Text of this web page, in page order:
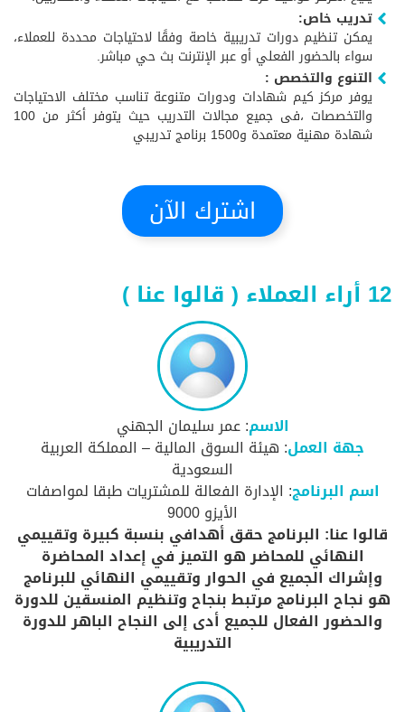
تدريب خاص:
يمكن تنظيم دورات تدريبية خاصة وفقًا لاحتياجات محددة للعملاء،
سواء بالحضور الفعلي أو عبر الإنترنت بث حي مباشر.
التنوع والتخصص :
يوفر مركز كيم شهادات ودورات متنوعة تناسب مختلف الاحتياجات
والتخصصات ،فى جميع مجالات التدريب حيث يتوفر أكثر من 100
شهادة مهنية معتمدة و1500 برنامج تدريبي
اشترك الآن
12 أراء العملاء ( قالوا عنا )
الاسم: عمر سليمان الجهني
جهة العمل: هيئة السوق المالية – المملكة العربية
السعودية
اسم البرنامج: الإدارة الفعالة للمشتريات طبقا لمواصفات
الأيزو 9000
قالوا عنا: البرنامج حقق أهدافي بنسبة كبيرة وتقييمي
النهائي للمحاضر هو التميز في إعداد المحاضرة
وإشراك الجميع في الحوار وتقييمي النهائي للبرنامج
هو نجاح البرنامج مرتبط بنجاح وتنظيم المنسقين للدورة
والحضور الفعال للجميع أدى إلى النجاح الباهر للدورة
التدريبية